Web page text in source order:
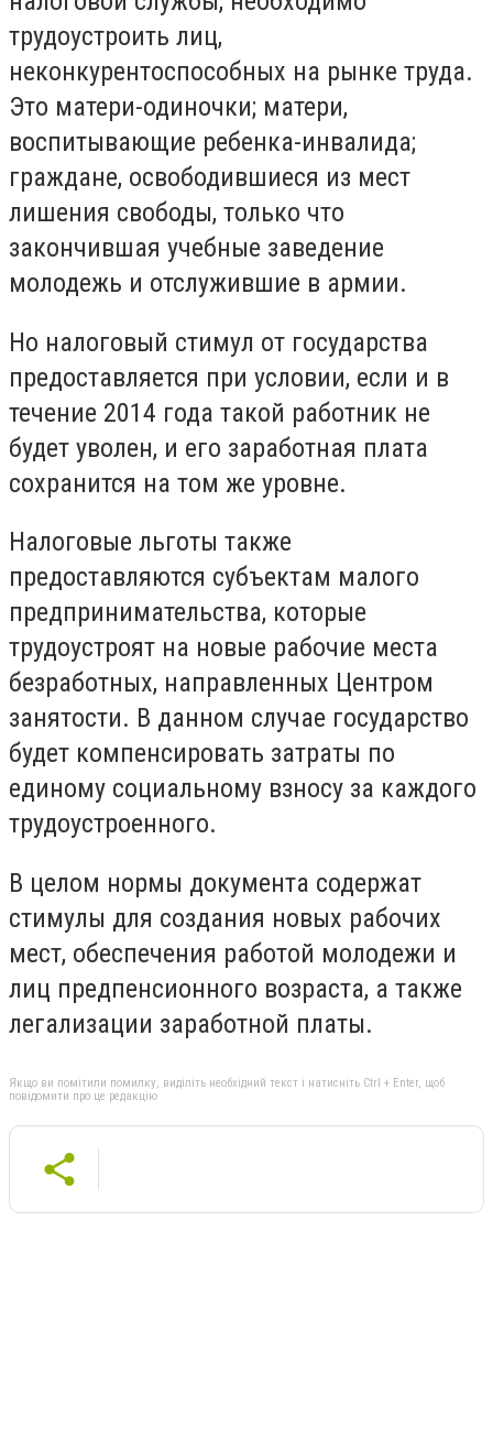
трудоустроить лиц,
неконкурентоспособных на рынке труда.
Это матери-одиночки; матери,
воспитывающие ребенка-инвалида;
граждане, освободившиеся из мест
лишения свободы, только что
закончившая учебные заведение
молодежь и отслужившие в армии.
Но налоговый стимул от государства
предоставляется при условии, если и в
течение 2014 года такой работник не
будет уволен, и его заработная плата
сохранится на том же уровне.
Налоговые льготы также
предоставляются субъектам малого
предпринимательства, которые
трудоустроят на новые рабочие места
безработных, направленных Центром
занятости. В данном случае государство
будет компенсировать затраты по
единому социальному взносу за каждого
трудоустроенного.
В целом нормы документа содержат
стимулы для создания новых рабочих
мест, обеспечения работой молодежи и
лиц предпенсионного возраста, а также
легализации заработной платы.
Якщо ви помітили помилку, виділіть необхідний текст і натисніть Ctrl + Enter, щоб
повідомити про це редакцію